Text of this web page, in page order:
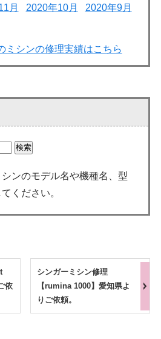
月 2020年10月
2020年9月
ミシンの修理実績はこちら
ンのモデル名や機種名、型
ください。
依
シンガーミシン修理
【rumina 1000】愛知県よ
りご依頼。